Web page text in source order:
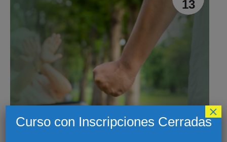
13
Curso con Inscripciones Cerradas
×